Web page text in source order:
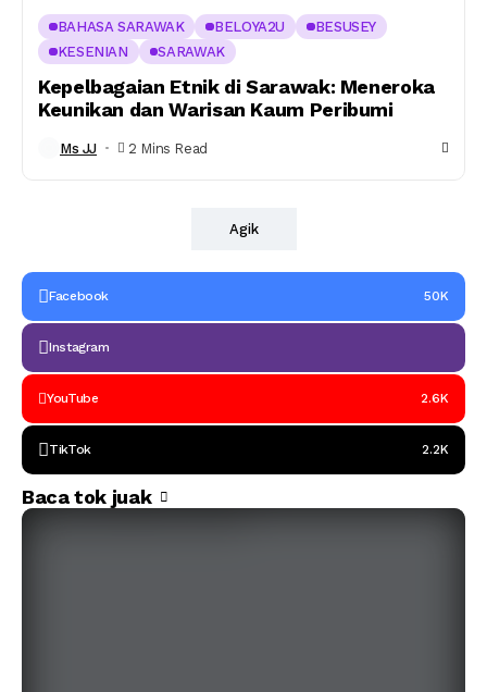
BAHASA SARAWAK BELOYA2U
BESUSEY
KESENIAN
SARAWAK
Kepelbagaian Etnik di Sarawak: Meneroka
Keunikan dan Warisan Kaum Peribumi
Ms JJ 2 Mins Read
Agik
Facebook 50K
Instagram
YouTube 2.6K
TikTok 2.2K
Baca tok juak